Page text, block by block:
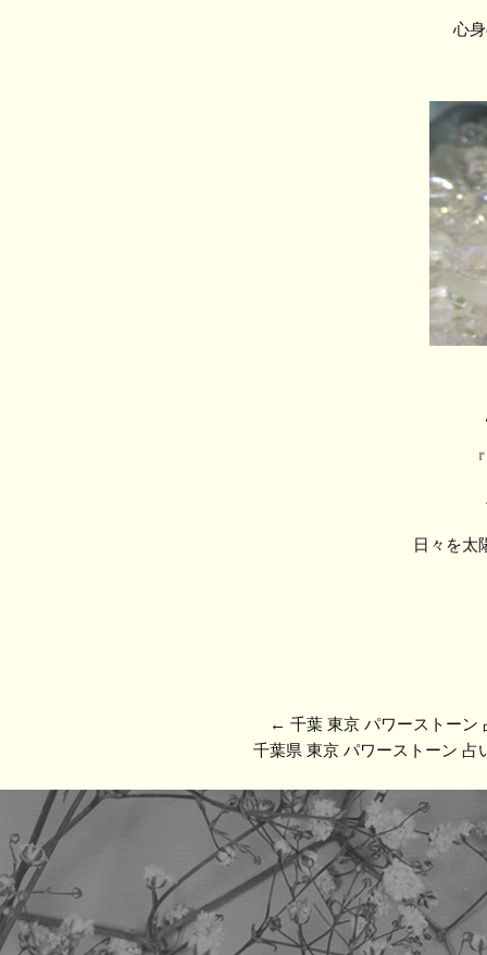
心
日々を太
← 千葉 東京 パワーストーン
千葉県 東京 パワーストーン 占